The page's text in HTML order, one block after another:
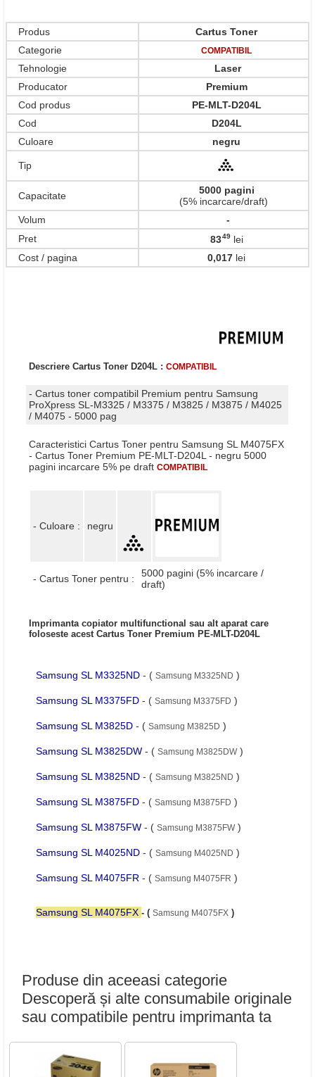
Produs
Cartus Toner
Categorie
COMPATIBIL
Tehnologie
Laser
Producator
Premium
Cod produs
PE-MLT-D204L
Cod
D204L
Culoare
negru
Tip
Capacitate
5000 pagini
(5% incarcare/draft)
Volum
-
Pret
8349lei
Cost / pagina
0,017 lei
Descriere Cartus Toner D204L : COMPATIBIL
- Cartus toner compatibil Premium pentru Samsung
ProXpress SL-M3325 / M3375 / M3825 / M3875 / M4025
/ M4075 - 5000 pag
Caracteristici Cartus Toner pentru Samsung SL M4075FX
- Cartus Toner Premium PE-MLT-D204L - negru 5000
pagini incarcare 5% pe draft COMPATIBIL
- Culoare : negru
- Cartus Toner pentru :
5000 pagini (5% incarcare /
draft)
Imprimanta copiator multifunctional sau alt aparat care
foloseste acest Cartus Toner Premium PE-MLT-D204L
Samsung SL M3325ND - ( Samsung M3325ND )
Samsung SL M3375FD - ( Samsung M3375FD )
Samsung SL M3825D - ( Samsung M3825D )
Samsung SL M3825DW - ( Samsung M3825DW)
Samsung SL M3825ND - ( Samsung M3825ND )
Samsung SL M3875FD - ( Samsung M3875FD )
Samsung SL M3875FW - ( Samsung M3875FW)
Samsung SL M4025ND - ( Samsung M4025ND )
Samsung SL M4075FR - ( Samsung M4075FR )
Samsung SL M4075FX - ( Samsung M4075FX)
Produse din aceeasi categorie
Descoperă și alte consumabile originale
sau compatibile pentru imprimanta ta